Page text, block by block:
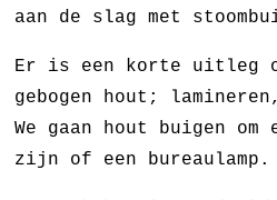
aan de slag met
Er is een korte uitleg
gebogen hout;
We gaan hout buigen om
zijn of een bureaulamp.